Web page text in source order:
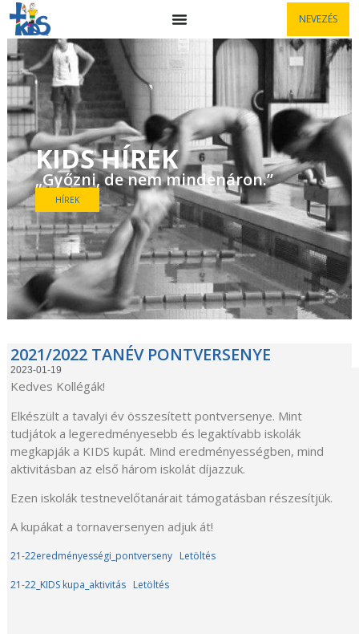
NEVEZÉS
KIDS HÍREK
„Győzni, de nem mindenáron.”
HÍREK
2021/2022 TANÉV PONTVERSENYE
2023-01-19
Kedves Kollégák!
Elkészült a tavalyi év összesített pontversenye. Mint
tudjátok a legeredményesebb és legaktívabb iskolák
megkapják a KIDS kupát. Mind eredményességben, mind
aktivitásban az első három iskolát díjazzuk.
Ezen iskolák testnevelőtanárait támogatásban részesítjük.
A kupákat a tornaversenyen adjuk át!
21-22eredményességi_pontverseny Letöltés
21-22_KIDS kupa_aktivitás Letöltés